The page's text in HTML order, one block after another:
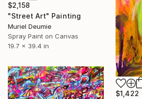
$2,158
"Street Art" Painting
Muriel Deumie
Spray Paint on Canvas
19.7 x 39.4 in
$1,422